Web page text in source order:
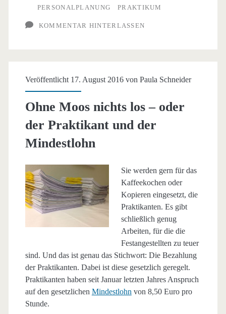
besserer
Lehrling?
PERSONALPLANUNG
PRAKTIKUM
KOMMENTAR HINTERLASSEN
Veröffentlicht 17. August 2016 von Paula Schneider
Ohne Moos nichts los – oder
der Praktikant und der
Mindestlohn
Sie werden gern für das
Kaffeekochen oder
Kopieren eingesetzt, die
Praktikanten. Es gibt
schließlich genug
Arbeiten, für die die
Festangestellten zu teuer
sind. Und das ist genau das Stichwort: Die Bezahlung
der Praktikanten. Dabei ist diese gesetzlich geregelt.
Praktikanten haben seit Januar letzten Jahres Anspruch
auf den gesetzlichen Mindestlohn von 8,50 Euro pro
Stunde.